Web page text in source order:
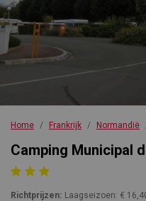
Camping Municipal
Richtprijzen: Laagseizoen: €
Home Frankrijk Normandië